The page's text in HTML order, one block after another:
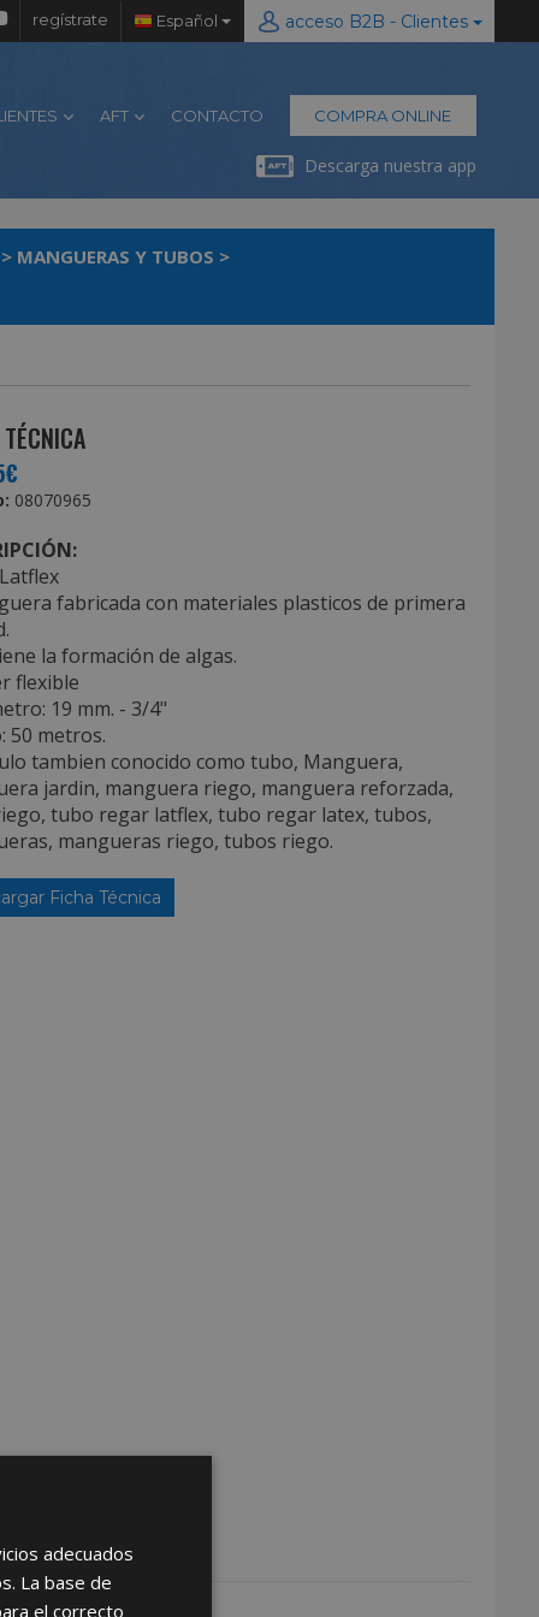
regístrate Español acceso B2B - Clientes
AFT CONTACTO COMPRA ONLINE
Descarga nuestra app
> MANGUERAS Y TUBOS >
08070965
fabricada con materiales plasticos de primera
la formación de algas.
flexible
19 mm. - 3/4"
50 metros.
tambien conocido como tubo, Manguera,
jardin, manguera riego, manguera reforzada,
tubo regar latflex, tubo regar latex, tubos,
mangueras riego, tubos riego.
Ficha Técnica
adecuados
La base de
el correcto